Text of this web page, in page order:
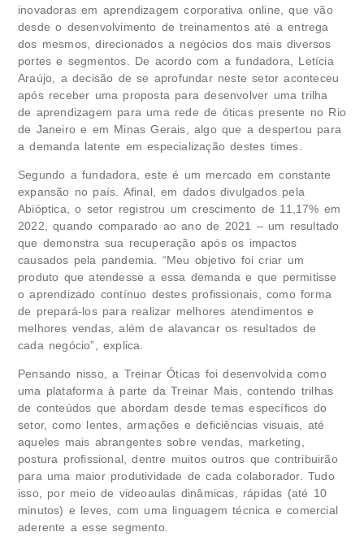
inovadoras em aprendizagem corporativa online, que vão
desde o desenvolvimento de treinamentos até a entrega
dos mesmos, direcionados a negócios dos mais diversos
portes e segmentos. De acordo com a fundadora, Letícia
Araújo, a decisão de se aprofundar neste setor aconteceu
após receber uma proposta para desenvolver uma trilha
de aprendizagem para uma rede de óticas presente no Rio
de Janeiro e em Minas Gerais, algo que a despertou para
a demanda latente em especialização destes times.
Segundo a fundadora, este é um mercado em constante
expansão no país. Afinal, em dados divulgados pela
Abióptica, o setor registrou um crescimento de 11,17% em
2022, quando comparado ao ano de 2021 – um resultado
que demonstra sua recuperação após os impactos
causados pela pandemia. “Meu objetivo foi criar um
produto que atendesse a essa demanda e que permitisse
o aprendizado contínuo destes profissionais, como forma
de prepará-los para realizar melhores atendimentos e
melhores vendas, além de alavancar os resultados de
cada negócio”, explica.
Pensando nisso, a Treinar Óticas foi desenvolvida como
uma plataforma à parte da Treinar Mais, contendo trilhas
de conteúdos que abordam desde temas específicos do
setor, como lentes, armações e deficiências visuais, até
aqueles mais abrangentes sobre vendas, marketing,
postura profissional, dentre muitos outros que contribuirão
para uma maior produtividade de cada colaborador. Tudo
isso, por meio de videoaulas dinâmicas, rápidas (até 10
minutos) e leves, com uma linguagem técnica e comercial
aderente a esse segmento.